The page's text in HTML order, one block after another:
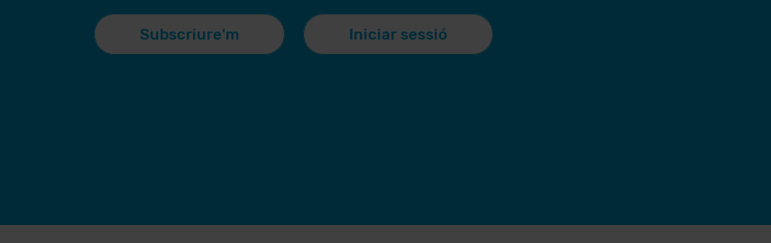
Subscriure'm Iniciar sessió